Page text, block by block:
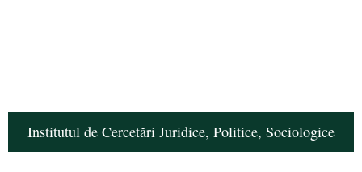
Institutul de Cercetări Juridice, Politice, Sociologice